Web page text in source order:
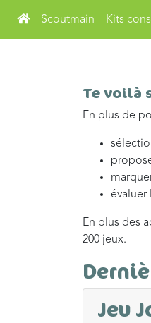
Scoutmain Kits
Te voilà
En plus de
évaluer
En plus des
200 jeux.
Jeu